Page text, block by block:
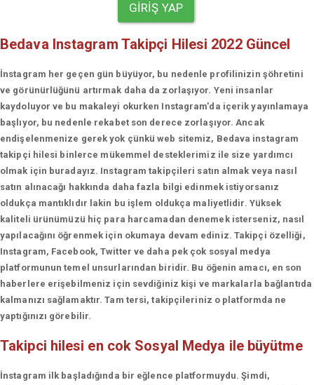
GIRIŞ YAP
Bedava Instagram Takipçi Hilesi 2022 Güncel
İnstagram her geçen gün büyüyor, bu nedenle profilinizin şöhretini
ve görünürlüğünü artırmak daha da zorlaşıyor. Yeni insanlar
kaydoluyor ve bu makaleyi okurken Instagram'da içerik yayınlamaya
başlıyor, bu nedenle rekabet son derece zorlaşıyor. Ancak
endişelenmenize gerek yok çünkü web sitemiz, Bedava instagram
takipçi hilesi binlerce mükemmel desteklerimiz ile size yardımcı
olmak için buradayız. Instagram takipçileri satın almak veya nasıl
satın alınacağı hakkında daha fazla bilgi edinmek istiyorsanız
oldukça mantıklıdır lakin bu işlem oldukça maliyetlidir. Yüksek
kaliteli ürünümüzü hiç para harcamadan denemek isterseniz, nasıl
yapılacağını öğrenmek için okumaya devam ediniz. Takipçi özelliği,
Instagram, Facebook, Twitter ve daha pek çok sosyal medya
platformunun temel unsurlarından biridir. Bu öğenin amacı, en son
haberlere erişebilmeniz için sevdiğiniz kişi ve markalarla bağlantıda
kalmanızı sağlamaktır. Tam tersi, takipçileriniz o platformda ne
yaptığınızı görebilir.
Takipci hilesi en cok Sosyal Medya ile büyütme
İnstagram ilk başladığında bir eğlence platformuydu. Şimdi,